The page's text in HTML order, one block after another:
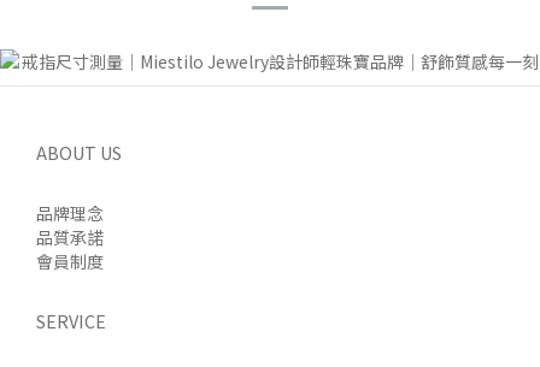
ABOUT US
品牌理念
品質承諾
會員制度
SERVICE